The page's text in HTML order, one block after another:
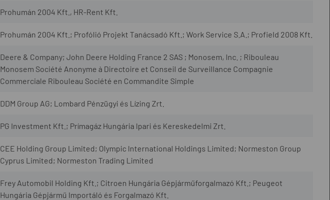
Prohumán 2004 Kft., HR-Rent Kft.
Prohumán 2004 Kft.; Profólió Projekt Tanácsadó Kft.; Work Service S.A.; Profield 2008 Kft.
Deere & Company; John Deere Holding France 2 SAS ; Monosem, Inc. ; Ribouleau
Monosem Société Anonyme à Directoire et Conseil de Surveillance Compagnie
Commerciale Ribouleau Société en Commandite Simple
DDM Group AG; Lombard Pénzügyi és Lízing Zrt.
PG Investment Kft.; Prímagáz Hungária Ipari és Kereskedelmi Zrt.
CEE Holding Group Limited; Olympic International Holdings Limited; Normeston Group
Cyprus Limited; Normeston Trading Limited
Frey Automobil Holding Kft.; Citroen Hungária Gépjárműforgalmazó Kft.; Peugeot
Hungária Gépjármű Importáló és Forgalmazó Kft.